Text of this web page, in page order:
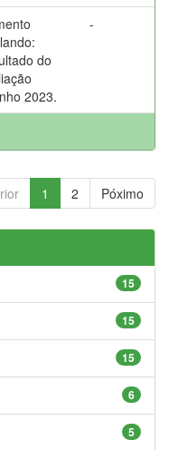
do
2023.
-
1 2 Póximo
15
15
15
6
5